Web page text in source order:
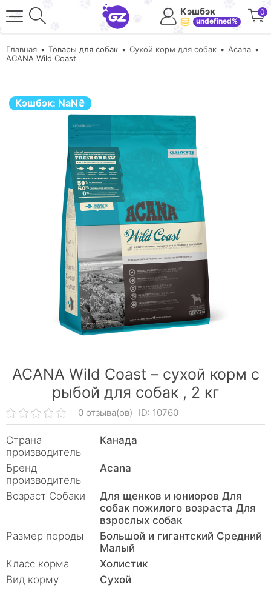
Кэшбэк
undefined%
0
Главная Товары для собак Сухой корм для собак
Acana
ACANA Wild Coast
Кэшбэк: NaN₴
ACANA Wild Coast – сухой корм с
рыбой для собак , 2 кг
0 отзыва(ов) ID: 10760
Страна
производитель
Канада
Бренд
производитель
Acana
Возраст Собаки
Для щенков и юниоров Для
собак пожилого возраста Для
взрослых собак
Размер породы
Большой и гигантский Средний
Малый
Класс корма
Холистик
Вид корму
Сухой